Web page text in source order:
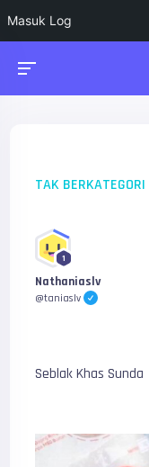
Masuk Log
TAK BERKATEGORI
1
Nathaniaslv
@taniaslv
Seblak Khas Sunda